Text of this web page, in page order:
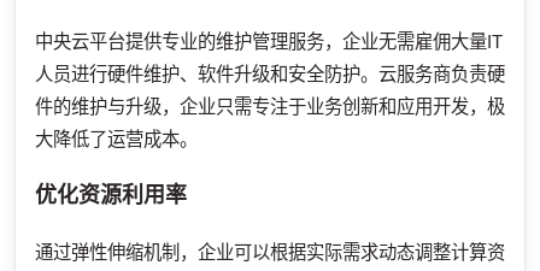
中央云平台提供专业的维护管理服务，企业无需雇佣大量IT
人员进行硬件维护、软件升级和安全防护。云服务商负责硬
件的维护与升级，企业只需专注于业务创新和应用开发，极
大降低了运营成本。
优化资源利用率
通过弹性伸缩机制，企业可以根据实际需求动态调整计算资